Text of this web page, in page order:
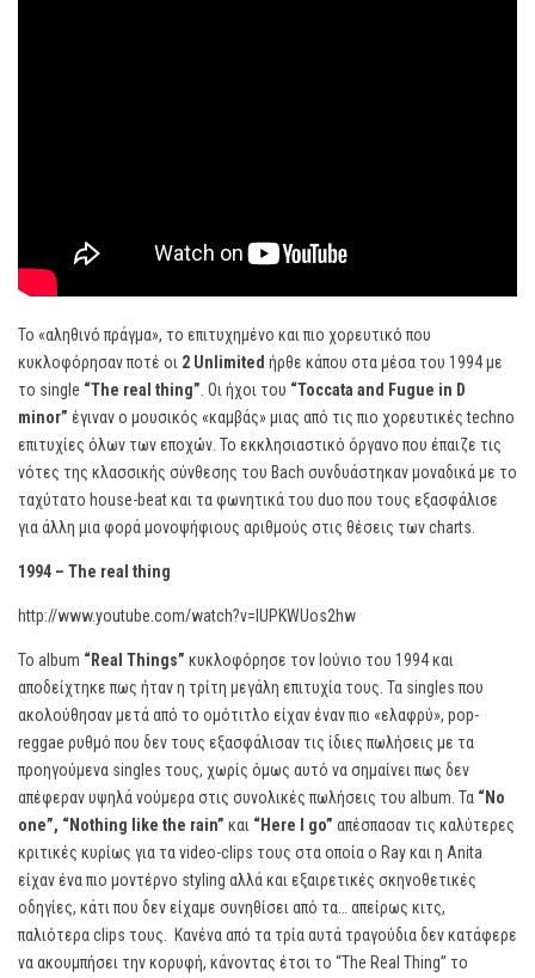
Το «αληθινό πράγμα», το επιτυχημένο και πιο χορευτικό που
κυκλοφόρησαν ποτέ οι 2 Unlimited ήρθε κάπου στα μέσα του 1994 με
το single “The real thing” . Οι ήχοι του “Toccata and Fugue in D
minor” έγιναν ο μουσικός «καμβάς» μιας από τις πιο χορευτικές techno
επιτυχίες όλων των εποχών. Το εκκλησιαστικό όργανο που έπαιζε τις
νότες της κλασσικής σύνθεσης του Bach συνδυάστηκαν μοναδικά με το
ταχύτατο house-beat και τα φωνητικά του duo που τους εξασφάλισε
για άλλη μια φορά μονοψήφιους αριθμούς στις θέσεις των charts.
1994 – The real thing
http://www.youtube.com/watch?v=IUPKWUos2hw
Το album “Real Things” κυκλοφόρησε τον Ιούνιο του 1994 και
αποδείχτηκε πως ήταν η τρίτη μεγάλη επιτυχία τους. Τα singles που
ακολούθησαν μετά από το ομότιτλο είχαν έναν πιο «ελαφρύ», pop-
reggae ρυθμό που δεν τους εξασφάλισαν τις ίδιες πωλήσεις με τα
προηγούμενα singles τους, χωρίς όμως αυτό να σημαίνει πως δεν
απέφεραν υψηλά νούμερα στις συνολικές πωλήσεις του album. Τα “No
one”, “Nothing like the rain” και “Here go” απέσπασαν τις καλύτερες
κριτικές κυρίως για τα video-clips τους στα οποία ο Ray και η Anita
είχαν ένα πιο μοντέρνο styling αλλά και εξαιρετικές σκηνοθετικές
οδηγίες, κάτι που δεν είχαμε συνηθίσει από τα… απείρως κιτς,
παλιότερα clips τους. Κανένα από τα τρία αυτά τραγούδια δεν κατάφερε
να ακουμπήσει την κορυφή, κάνοντας έτσι το “The Real Thing” το